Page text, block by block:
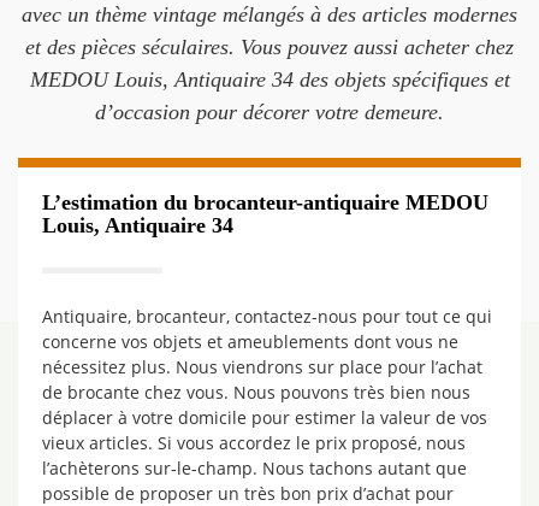
avec un thème vintage mélangés à des articles modernes
et des pièces séculaires. Vous pouvez aussi acheter chez
MEDOU Louis, Antiquaire 34 des objets spécifiques et
d’occasion pour décorer votre demeure.
L’estimation du brocanteur-antiquaire MEDOU
Louis, Antiquaire 34
Antiquaire, brocanteur, contactez-nous pour tout ce qui
concerne vos objets et ameublements dont vous ne
nécessitez plus. Nous viendrons sur place pour l’achat
de brocante chez vous. Nous pouvons très bien nous
déplacer à votre domicile pour estimer la valeur de vos
vieux articles. Si vous accordez le prix proposé, nous
l’achèterons sur-le-champ. Nous tachons autant que
possible de proposer un très bon prix d’achat pour